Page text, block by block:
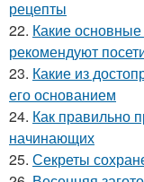
рецепты
22. Какие основные
рекомендуют
23. Какие из
его основанием
24. Как правильно
начинающих
25. Секреты